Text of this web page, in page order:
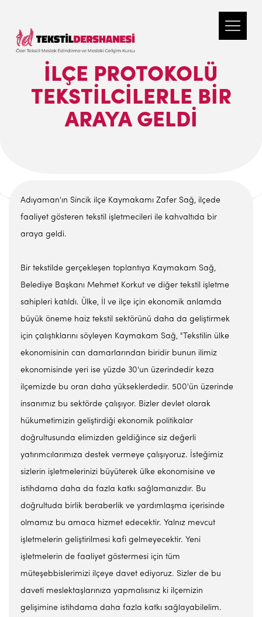
İLÇE PROTOKOLÜ
TEKSTILCILERLE BIR
ARAYA GELDI
Adıyaman'ın Sincik ilçe Kaymakamı Zafer Sağ, ilçede
faaliyet gösteren tekstil işletmecileri ile kahvaltıda bir
araya geldi.
Bir tekstilde gerçekleşen toplantıya Kaymakam Sağ,
Belediye Başkanı Mehmet Korkut ve diğer tekstil işletme
sahipleri katıldı. Ülke, İl ve ilçe için ekonomik anlamda
büyük öneme haiz tekstil sektörünü daha da geliştirmek
için çalıştıklarını söyleyen Kaymakam Sağ, "Tekstilin ülke
ekonomisinin can damarlarından biridir bunun ilimiz
ekonomisinde yeri ise yüzde 30'un üzerindedir keza
ilçemizde bu oran daha yükseklerdedir. 500'ün üzerinde
insanımız bu sektörde çalışıyor. Bizler devlet olarak
hükumetimizin geliştirdiği ekonomik politikalar
doğrultusunda elimizden geldiğince siz değerli
yatırımcılarımıza destek vermeye çalışıyoruz. İsteğimiz
sizlerin işletmelerinizi büyüterek ülke ekonomisine ve
istihdama daha da fazla katkı sağlamanızdır. Bu
doğrultuda birlik beraberlik ve yardımlaşma içerisinde
olmamız bu amaca hizmet edecektir. Yalnız mevcut
işletmelerin geliştirilmesi kafi gelmeyecektir. Yeni
işletmelerin de faaliyet göstermesi için tüm
müteşebbislerimizi ilçeye davet ediyoruz. Sizler de bu
daveti meslektaşlarınıza yapmalısınız ki ilçemizin
gelişimine istihdama daha fazla katkı sağlayabilelim.